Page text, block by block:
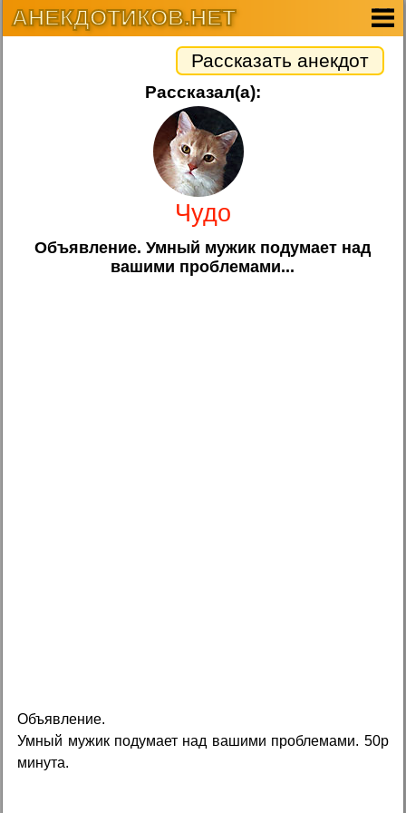
АНЕКДОТИКОВ.НЕТ
Рассказать анекдот
Рассказал(а):
Чудо
Объявление. Умный мужик подумает над
вашими проблемами...
Объявление.
Умный мужик подумает над вашими проблемами. 50р
минута.